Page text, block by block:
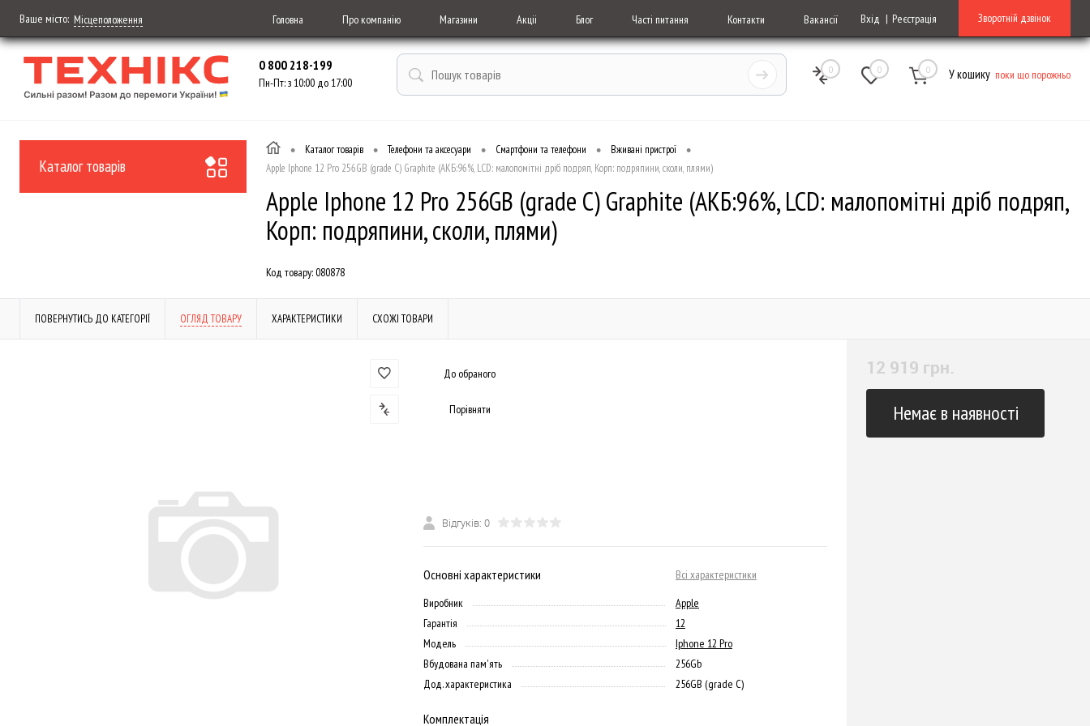
Ваше місто: Місцеположення Головна Про компанію Магазини Акціі Блог Часті питання Контакти Вакансії Вхід Реєстрація Зворотній дзвінок
0 800 218-199
Пн-Пт: з 10:00 до 17:00
0 0 0 У кошику поки що порожньо
Каталог товарів
• Каталог товарів • Телефони та аксесуари • Смартфони та телефони • Вживані пристрої •
Apple Iphone 12 Pro 256GB (grade C) Graphite (АКБ:96%, LCD: малопомітні дріб подряп, Корп: подряпини, сколи, плями)
Apple Iphone 12 Pro 256GB (grade C) Graphite (АКБ:96%, LCD: малопомітні дріб подряп,
Корп: подряпини, сколи, плями)
Код товару:080878
ПОВЕРНУТИСЬ ДО КАТЕГОРІЇ ОГЛЯД ТОВАРУ ХАРАКТЕРИСТИКИ СХОЖІ ТОВАРИ
До обраного
Порівняти
Відгуків: 0
Основні характеристики
Всі характеристики
Виробник
Apple
Гарантія
12
Модель
Iphone 12 Pro
Вбудована пам'ять
256Gb
Дод. характеристика
256GB (grade C)
Комплектація
12 919 грн.
Немає в наявності